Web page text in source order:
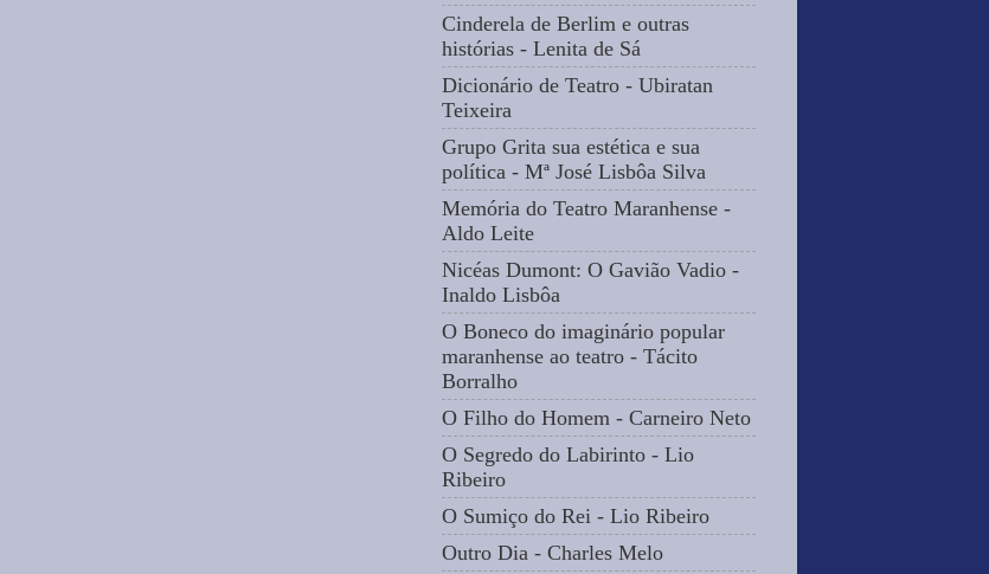
Cinderela de Berlim e outras
histórias - Lenita de Sá
Dicionário de Teatro - Ubiratan
Teixeira
Grupo Grita sua estética e sua
política - Mª José Lisbôa Silva
Memória do Teatro Maranhense -
Aldo Leite
Nicéas Dumont: O Gavião Vadio -
Inaldo Lisbôa
O Boneco do imaginário popular
maranhense ao teatro - Tácito
Borralho
O Filho do Homem - Carneiro Neto
O Segredo do Labirinto - Lio
Ribeiro
O Sumiço do Rei - Lio Ribeiro
Outro Dia - Charles Melo